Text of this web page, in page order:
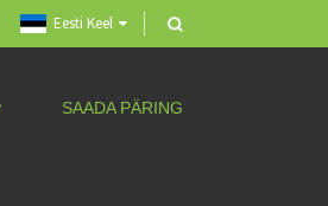
Eesti Keel
SAADA PÄRING